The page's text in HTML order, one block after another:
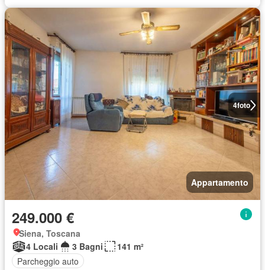
4foto
Appartamento
249.000 €
Siena, Toscana
4 Locali
3 Bagni
141 m²
Parcheggio auto